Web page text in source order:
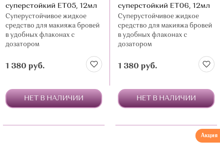
суперстойкий ЕТ05, 12мл
Суперустойчивое жидкое
средство для макияжа бровей
в удобных флаконах с
дозатором
1 380 руб.
НЕТ В НАЛИЧИИ
суперстойкий ЕТ06, 12мл
Суперустойчивое жидкое
средство для макияжа бровей
в удобных флаконах с
дозатором
1 380 руб.
НЕТ В НАЛИЧИИ
Акция